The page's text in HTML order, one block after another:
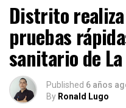
Distrito
pruebas
sanitario de
Published 6 años
By Ronald Lugo